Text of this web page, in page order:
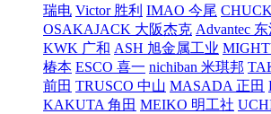
瑞电 Victor 胜利 IMAO 今尾
OSAKAJACK 大阪杰克 Advantec
KWK 广和 ASH 旭金属工业
椿本 ESCO 喜一 nichiban 米琪邦
前田 TRUSCO 中山 MASADA 正田
KAKUTA 角田 MEIKO 明工社